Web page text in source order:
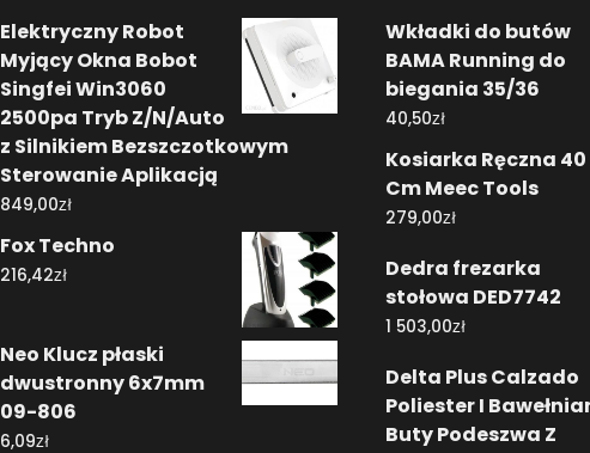
Elektryczny Robot
Myjący Okna Bobot
Singfei Win3060
2500pa Tryb Z/N/Auto
z Silnikiem Bezszczotkowym
Sterowanie Aplikacją
849,00zł
Fox Techno
216,42zł
Neo Klucz płaski
dwustronny 6x7mm
09-806
6,09zł
Wkładki do butów
BAMA Running do
biegania 35/36
40,50zł
Kosiarka Ręczna 40
Cm Meec Tools
279,00zł
Dedra frezarka
stołowa DED7742
1 503,00zł
Delta Plus Calzado
Poliester I
Buty Podeszwa Z